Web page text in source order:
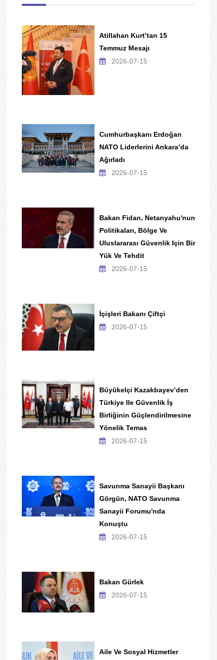
Atillahan Kurt’tan 15
Temmuz Mesajı
2026-07-15
Cumhurbaşkanı Erdoğan
NATO Liderlerini Ankara’da
Ağırladı
2026-07-15
Bakan Fidan, Netanyahu'nun
Politikaları, Bölge Ve
Uluslararası Güvenlik Için Bir
Yük Ve Tehdit
2026-07-15
İçişleri Bakanı Çiftçi
2026-07-15
Büyükelçi Kazakbayev’den
Türkiye Ile Güvenlik İş
Birliğinin Güçlendirilmesine
Yönelik Temas
2026-07-15
Savunma Sanayii Başkanı
Görgün, NATO Savunma
Sanayii Forumu'nda
Konuştu
2026-07-15
Bakan Gürlek
2026-07-15
Aile Ve Sosyal Hizmetler